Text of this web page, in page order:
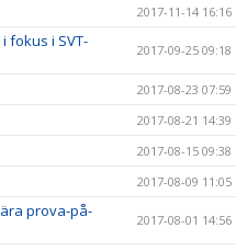
2017-11-14 16:16
fokus i SVT-
2017-09-25 09:18
2017-08-23 07:59
2017-08-21 14:39
2017-08-15 09:38
2017-08-09 11:05
prova-på-
2017-08-01 14:56